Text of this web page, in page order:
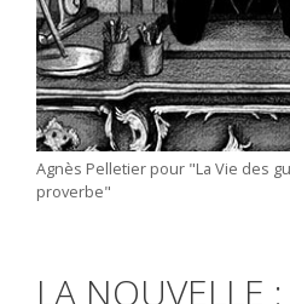
Agnès Pelletier pour "La Vie des
proverbe"
LA NOUVELLE